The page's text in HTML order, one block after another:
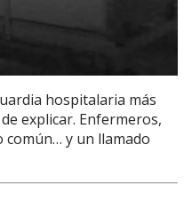
hospitalaria más
explicar. Enfermeros,
y un llamado